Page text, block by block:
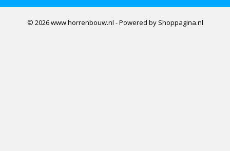
© 2026 www.horrenbouw.nl - Powered by Shoppagina.nl